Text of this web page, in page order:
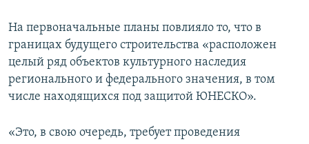
На первоначальные планы повлияло то, что в
границах будущего строительства «расположен
целый ряд объектов культурного наследия
регионального и федерального значения, в том
числе находящихся под защитой ЮНЕСКО».
«Это, в свою очередь, требует проведения